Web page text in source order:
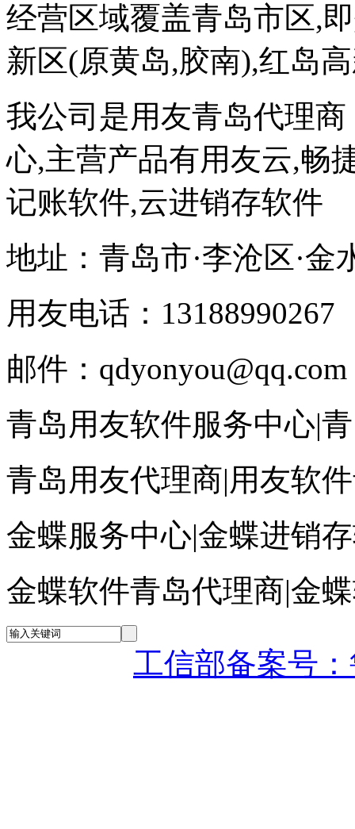
经营区域覆盖青岛市区,
新区(原黄岛,胶南),红岛
我公司是用友青岛代理
心,主营产品有用友云,畅
记账软件,云进销存软件
地址：青岛市·李沧区·
用友电话：13188990267
邮件：qdyonyou@qq.com
青岛用友软件服务中心|
青岛用友代理商|用友软
金蝶服务中心|金蝶进销
金蝶软件青岛代理商|金
工信部备案号：